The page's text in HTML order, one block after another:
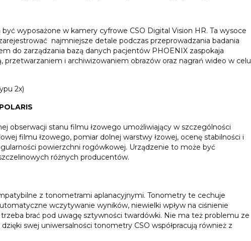
wyposażone w kamery cyfrowe CSO Digital Vision HR. Ta wysoce
najmniejsze detale podczas przeprowadzania badania
do zarządzania bazą danych pacjentów PHOENIX zaspokaja
przetwarzaniem i archiwizowaniem obrazów oraz nagrań wideo w celu
2x)
obserwacji stanu filmu łzowego umożliwiający w szczególności
filmu łzowego, pomiar dolnej warstwy łzowej, ocenę stabilności i
powierzchni rogówkowej. Urządzenie to może być
różnych producentów.
z tonometrami aplanacyjnymi. Tonometry te cechuje
wczytywanie wyników, niewielki wpływ na ciśnienie
brać pod uwagę sztywności twardówki. Nie ma też problemu ze
swej uniwersalności tonometry CSO współpracują również z